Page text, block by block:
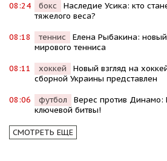
08:24 бокс
Наследие Усика: кто
тяжелого веса?
08:18 теннис
Елена Рыбакина:
мирового тенниса
08:11 хоккей
Новый взгляд на
сборной Украины представлен
08:06 футбол
Верес против Динамо:
ключевой битвы!
СМОТРЕТЬ ЕЩЕ